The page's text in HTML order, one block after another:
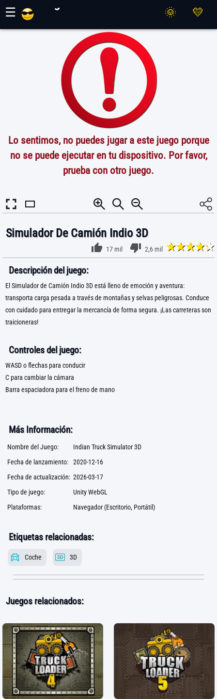
☰
Lo sentimos, no puedes jugar a este juego porque
no se puede ejecutar en tu dispositivo. Por favor,
prueba con otro juego.
Simulador De Camión Indio 3D
17 mil 2,6 mil
Descripción del juego:
El Simulador de Camión Indio 3D está lleno de emoción y aventura:
transporta carga pesada a través de montañas y selvas peligrosas. Conduce
con cuidado para entregar la mercancía de forma segura. ¡Las carreteras son
traicioneras!
Controles del juego:
WASD o flechas para conducir
C para cambiar la cámara
Barra espaciadora para el freno de mano
Más Información:
Nombre del Juego:
Indian Truck Simulator 3D
Fecha de lanzamiento: 2020-12-16
Fecha de actualización: 2026-03-17
Tipo de juego:
Unity WebGL
Plataformas:
Navegador (Escritorio, Portátil)
Etiquetas relacionadas:
Coche 3D
Juegos relacionados: